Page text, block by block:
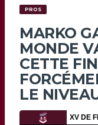
PROS
MARKO
MONDE
CETTE
LE